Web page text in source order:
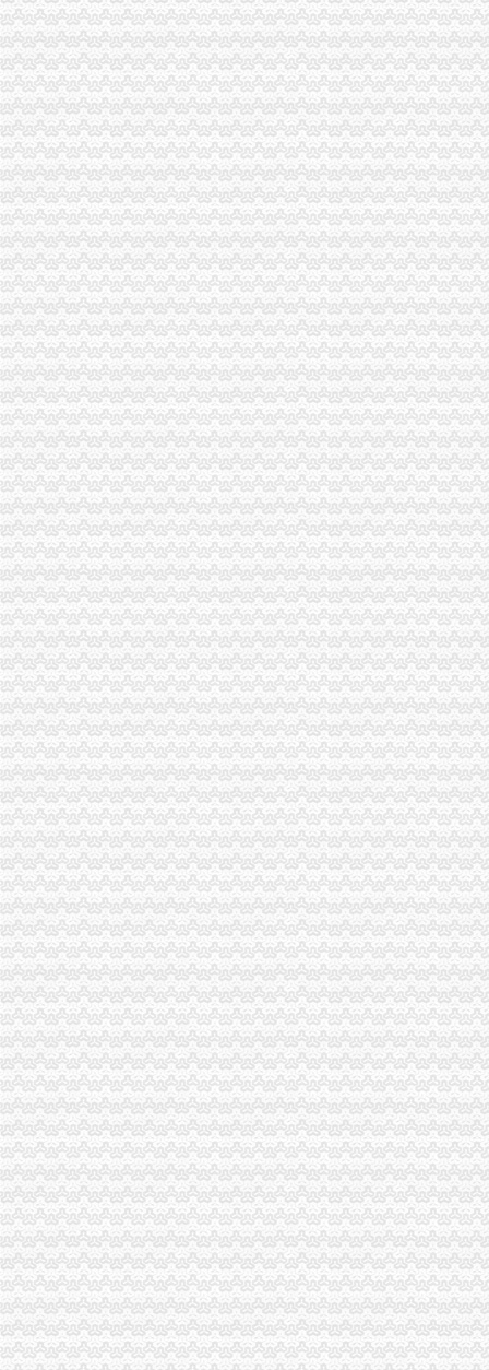
[年报]大厦股份（）2009年年度报告-[中财网]
大东方2012年报（商业零售重组清算）无锡商业大厦大东方股份有限公
公仆在线_新闻中心_代会新闻
【宣城广德县】企业|厂家|页|名录_第10页_顺企网
第十一编交通邮电-平邑网_平邑县人民门户网站